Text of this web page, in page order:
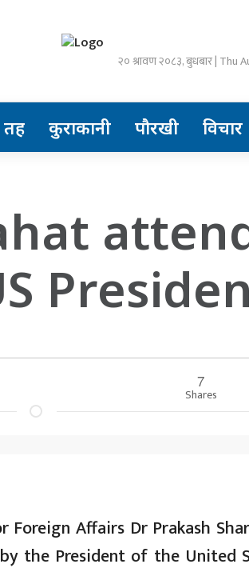
२० श्रावण २०८३, बुधबार | Thu
तह कुराकानी पौरखी विचार
7
Shares
Foreign Affairs Dr Prakash
the President of the United